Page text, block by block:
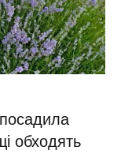
обходять